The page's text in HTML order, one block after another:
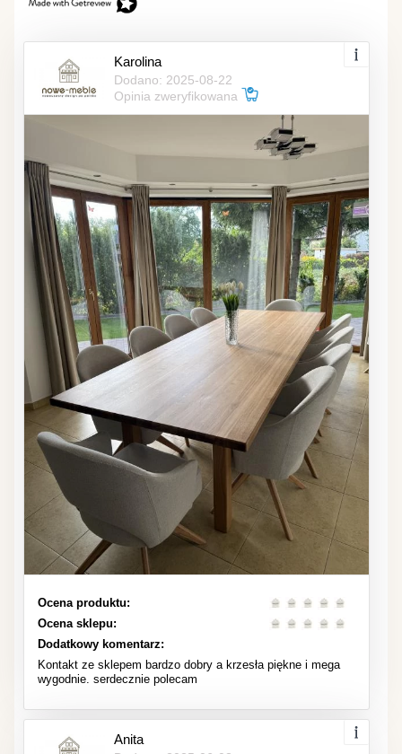
Karolina
Dodano: 2025-08-22
Opinia zweryfikowana
Ocena produktu:
Ocena sklepu:
Dodatkowy komentarz:
Kontakt ze sklepem bardzo dobry a krzesła piękne i mega
wygodnie. serdecznie polecam
Anita